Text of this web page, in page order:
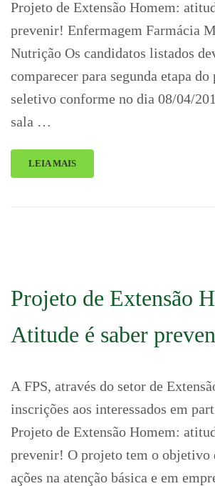
Projeto de Extensão Homem:
prevenir! Enfermagem Farmácia
Nutrição Os candidatos listados
comparecer para segunda etapa do
seletivo conforme no dia 08/04/
sala …
LEIA MAIS
Projeto de Extensão
Atitude é saber
A FPS, através do setor de
inscrições aos interessados em
Projeto de Extensão Homem:
prevenir! O projeto tem o objetivo
ações na atenção básica e em